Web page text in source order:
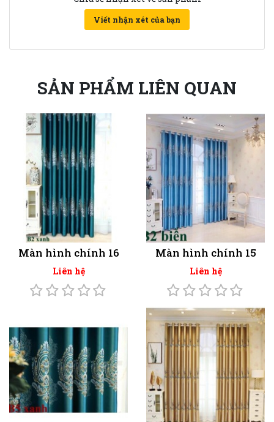
Viết nhận xét của bạn
SẢN PHẨM LIÊN QUAN
Màn hình chính 16
Liên hệ
Màn hình chính 15
Liên hệ